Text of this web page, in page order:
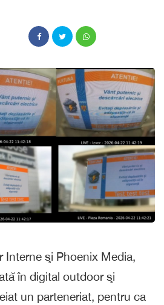
Interne şi Phoenix Media,
în digital outdoor şi
un parteneriat, pentru ca